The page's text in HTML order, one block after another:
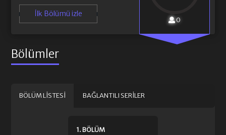
0
İlk Bölümü izle
Bölümler
BÖLÜM LISTESI BAĞLANTILI SERILER
1. BÖLÜM